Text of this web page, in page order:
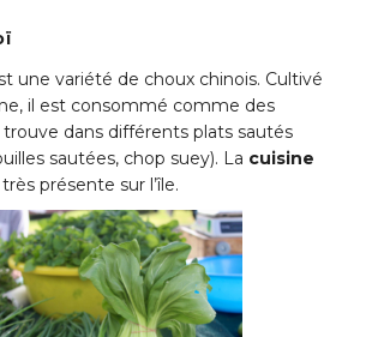
une variété de choux chinois. Cultivé
il est consommé comme des
trouve dans différents plats sautés
sautées, chop suey). La cuisine
présente sur l’île.